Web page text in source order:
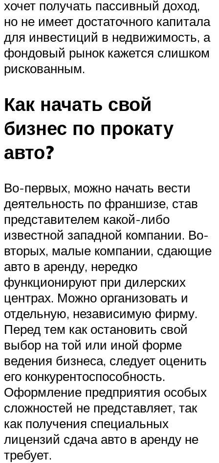
хочет получать пассивный доход,
но не имеет достаточного капитала
для инвестиций в недвижимость, а
фондовый рынок кажется слишком
рискованным.
Как начать свой
бизнес по прокату
авто?
Во-первых, можно начать вести
деятельность по франшизе, став
представителем какой-либо
известной западной компании. Во-
вторых, малые компании, сдающие
авто в аренду, нередко
функционируют при дилерских
центрах. Можно организовать и
отдельную, независимую фирму.
Перед тем как остановить свой
выбор на той или иной форме
ведения бизнеса, следует оценить
его конкурентоспособность.
Оформление предприятия особых
сложностей не представляет, так
как получения специальных
лицензий сдача авто в аренду не
требует.